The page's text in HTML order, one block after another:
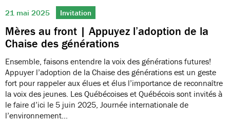
21 mai 2025 Invitation
Mères au front | Appuyez l’adoption de la
Chaise des générations
Ensemble, faisons entendre la voix des générations futures!
Appuyer l’adoption de la Chaise des générations est un geste
fort pour rappeler aux élues et élus l’importance de reconnaître
la voix des jeunes. Les Québécoises et Québécois sont invités à
le faire d’ici le 5 juin 2025, Journée internationale de
l’environnement…